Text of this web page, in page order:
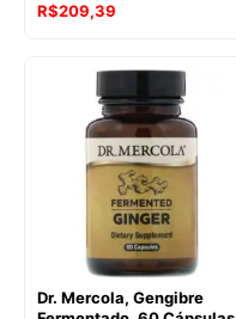
R$209,39
Dr. Mercola, Gengibre